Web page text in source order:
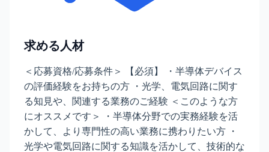
求める人材
＜応募資格/応募条件＞ 【必須】 ・半導体デバイス
の評価経験をお持ちの方 ・光学、電気回路に関す
る知見や、関連する業務のご経験 ＜このような方
にオススメです＞ ・半導体分野での実務経験を活
かして、より専門性の高い業務に携わりたい方 ・
光学や電気回路に関する知識を活かして、技術的な